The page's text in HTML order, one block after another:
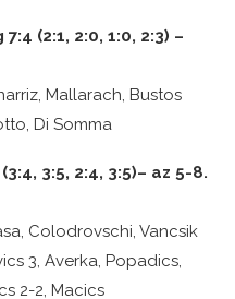
(2:1, 2:0, 1:0, 2:3) –
Mallarach, Bustos
Di Somma
3:5, 2:4, 3:5)– az 5-8.
Colodrovschi, Vancsik
3, Averka, Popadics,
2-2, Macics